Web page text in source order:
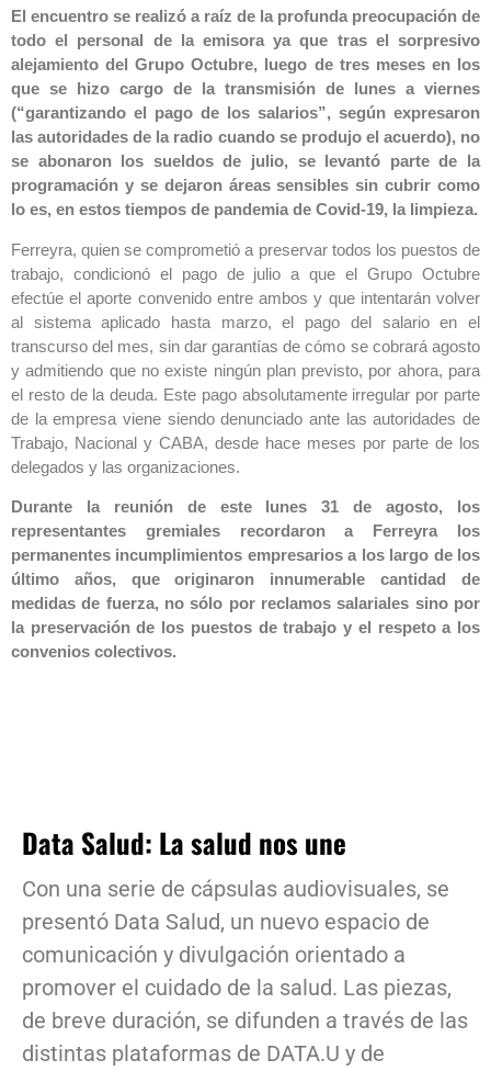
El encuentro se realizó a raíz de la profunda preocupación de
todo el personal de la emisora ya que tras el sorpresivo
alejamiento del Grupo Octubre, luego de tres meses en los
que se hizo cargo de la transmisión de lunes a viernes
(“garantizando el pago de los salarios”, según expresaron
las autoridades de la radio cuando se produjo el acuerdo), no
se abonaron los sueldos de julio, se levantó parte de la
programación y se dejaron áreas sensibles sin cubrir como
lo es, en estos tiempos de pandemia de Covid-19, la limpieza.
Ferreyra, quien se comprometió a preservar todos los puestos de
trabajo, condicionó el pago de julio a que el Grupo Octubre
efectúe el aporte convenido entre ambos y que intentarán volver
al sistema aplicado hasta marzo, el pago del salario en el
transcurso del mes, sin dar garantías de cómo se cobrará agosto
y admitiendo que no existe ningún plan previsto, por ahora, para
el resto de la deuda. Este pago absolutamente irregular por parte
de la empresa viene siendo denunciado ante las autoridades de
Trabajo, Nacional y CABA, desde hace meses por parte de los
delegados y las organizaciones.
Durante la reunión de este lunes 31 de agosto, los
representantes gremiales recordaron a Ferreyra los
permanentes incumplimientos empresarios a los largo de los
último años, que originaron innumerable cantidad de
medidas de fuerza, no sólo por reclamos salariales sino por
la preservación de los puestos de trabajo y el respeto a los
convenios colectivos.
Data Salud: La salud nos une
Con una serie de cápsulas audiovisuales, se
presentó Data Salud, un nuevo espacio de
comunicación y divulgación orientado a
promover el cuidado de la salud. Las piezas,
de breve duración, se difunden a través de las
distintas plataformas de DATA.U y de